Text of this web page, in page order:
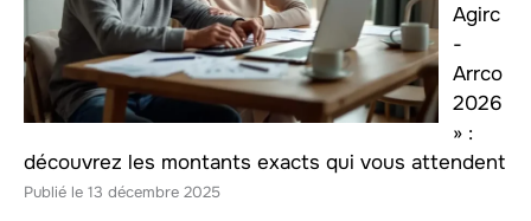
Agirc
-
Arrco
2026
» :
découvrez les montants exacts qui vous attendent
13 décembre 2025